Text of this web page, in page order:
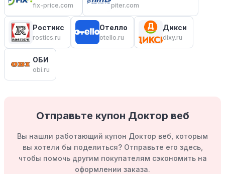
fix-price.com piter.com
Ростикс
rostics.ru
Отелло
otello.ru
Дикси
dixy.ru
ОБИ
obi.ru
Отправьте купон Доктор веб
Вы нашли работающий купон Доктор веб, которым
вы хотели бы поделиться? Отправьте его здесь,
чтобы помочь другим покупателям сэкономить на
оформлении заказа.